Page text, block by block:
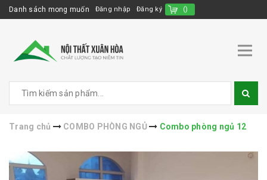
Danh sách mong muốn Đăng nhập Đăng ký ()
Trang chủ COMBO PHÒNG NGỦ Combo phòng ngủ 12